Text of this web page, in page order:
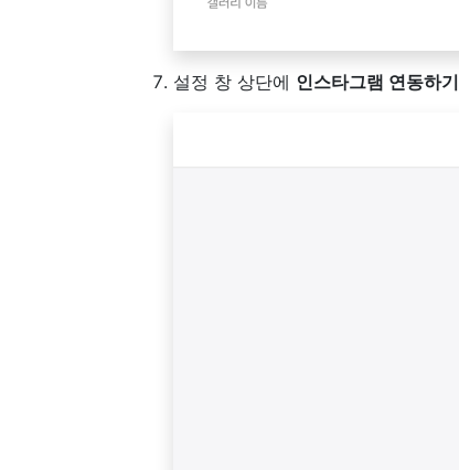
설정 창 상단에 인스타그램 연동하기